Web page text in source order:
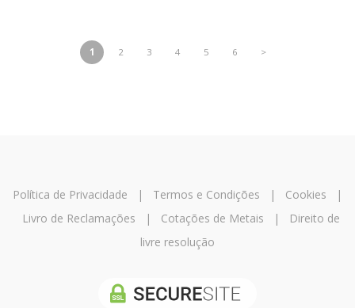
1 2 3 4 5 6 >
Política de Privacidade | Termos e Condições | Cookies |
Livro de Reclamações | Cotações de Metais |
Direito de
livre resolução